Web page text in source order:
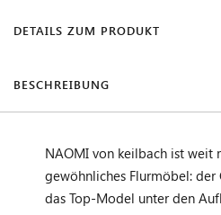
DETAILS ZUM PRODUKT
BESCHREIBUNG
NAOMI von keilbach ist weit
gewöhnliches Flurmöbel:
das Top-Model unter den